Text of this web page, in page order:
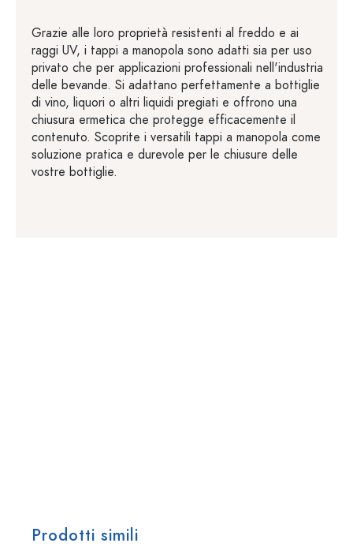
Grazie alle loro proprietà resistenti al freddo e ai
raggi UV, i tappi a manopola sono adatti sia per uso
privato che per applicazioni professionali nell'industria
delle bevande. Si adattano perfettamente a bottiglie
di vino, liquori o altri liquidi pregiati e offrono una
chiusura ermetica che protegge efficacemente il
contenuto. Scoprite i versatili tappi a manopola come
soluzione pratica e durevole per le chiusure delle
vostre bottiglie.
Prodotti simili